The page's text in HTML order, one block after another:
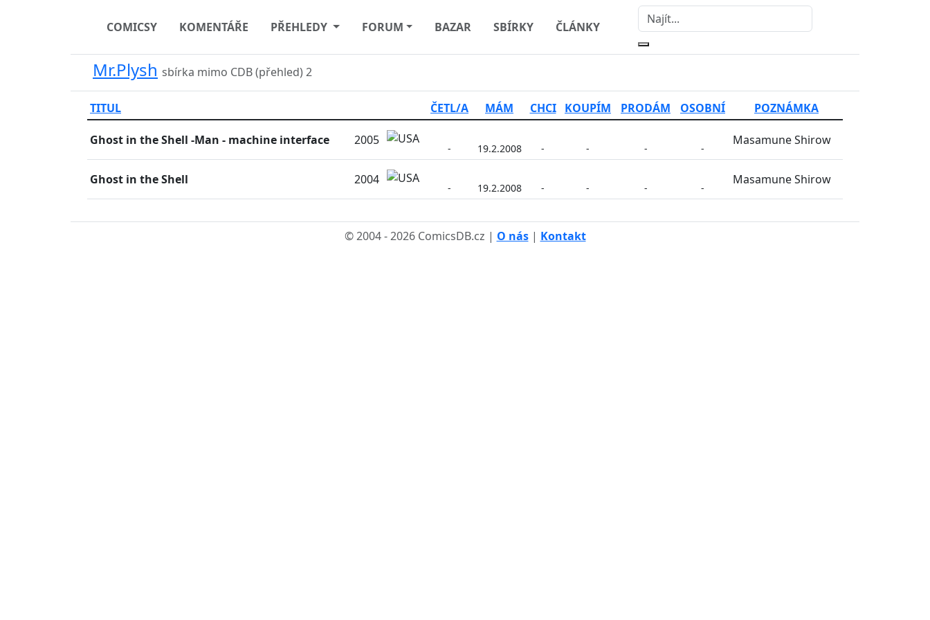
COMICSY KOMENTÁŘE PŘEHLEDY FORUM BAZAR SBÍRKY ČLÁNKY
Mr.Plysh sbírka mimo CDB (přehled) 2
TITUL ČETL/A MÁM CHCI KOUPÍM PRODÁM OSOBNÍ POZNÁMKA
Ghost in the Shell -Man - machine interface 2005
- 19.2.2008 - - - -
Masamune Shirow
Ghost in the Shell 2004
- 19.2.2008 - - - -
Masamune Shirow
© 2004 - 2026 ComicsDB.cz | O nás| Kontakt